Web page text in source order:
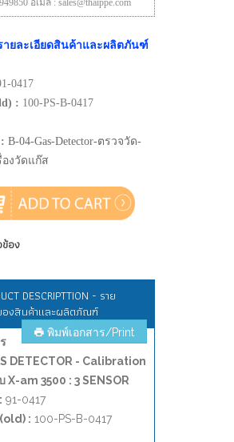
อีเมล์ : sales@thaippe.com
ายละเอียดสินค้าและผลิตภันฑ์
0417
: 100-PS-B-0417
B-04-Gas-Detector-ตรวจวัด-
องวัดแก๊ส
อง
DESCRIPTTION - ราย
องสินค้าและผลิตภัณฑ์
พิมพ์เอกสาร/Print
DETECTOR - Calibration
X-am 3500 : 3 SENSOR
91-0417
: 100-PS-B-0417